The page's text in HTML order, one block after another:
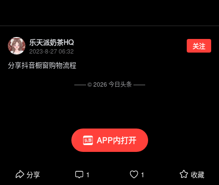
APP内打开
乐天派奶茶HQ
2023-8-27 06:32
关注
分享抖音橱窗购物流程
分享 1 1 收藏
—— ©2026 今日头条——